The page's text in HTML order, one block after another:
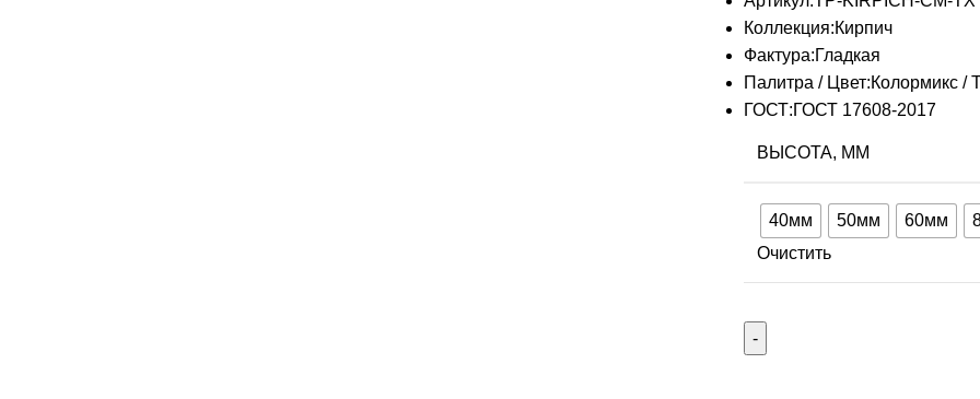
Коллекция:Кирпич
Фактура:Гладкая
Палитра / Цвет:Колормикс /
ГОСТ:ГОСТ 17608-2017
ВЫСОТА, ММ
40мм 50мм 60мм
Очистить